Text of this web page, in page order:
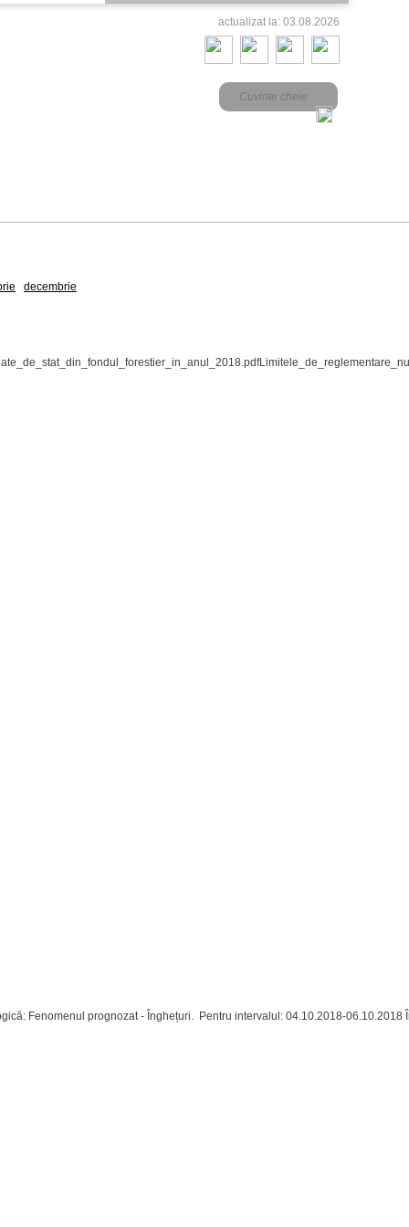
actualizat la: 03.08.2026
decembrie
Fenomenul prognozat - Înghețuri. Pentru intervalul: 04.10.2018-